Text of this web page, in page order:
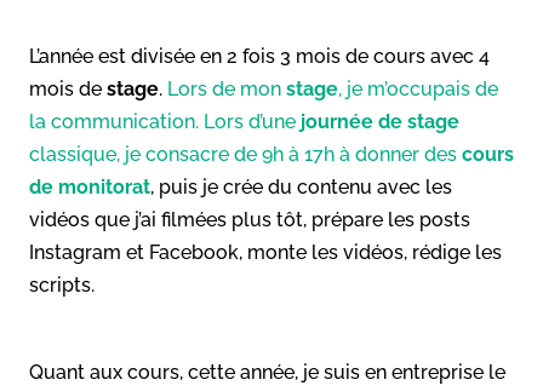
L’année est divisée en 2 fois 3 mois de cours avec 4
mois de stage. Lors de mon stage, je m’occupais de
la communication. Lors d’une journée de stage
classique, je consacre de 9h à 17h à donner des cours
de monitorat, puis je crée du contenu avec les
vidéos que j’ai filmées plus tôt, prépare les posts
Instagram et Facebook, monte les vidéos, rédige les
scripts.
Quant aux cours, cette année, je suis en entreprise le